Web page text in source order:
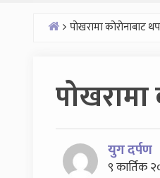
पोखरामा कोरोनाबाट
युग दर्पण
९ कार्तिक